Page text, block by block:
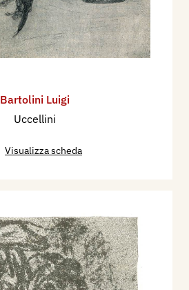
Bartolini Luigi
Uccellini
Visualizza scheda